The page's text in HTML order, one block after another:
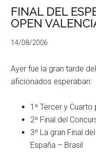
FINAL DEL
OPEN
14/08/2006
Ayer fue la gran tarde
aficionados esperaban:
1º Tercer y Cuarto
2º Final del
3º La gran Final
España – Brasil